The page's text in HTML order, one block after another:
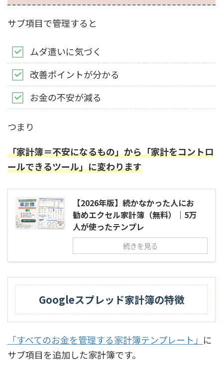
サブ項目で管理すると
ムダ遣いに気づく
改善ポイントが分かる
お金の不安が減る
つまり
「家計簿＝不安になるもの」から「家計をコントロ
ールできるツール」に変わります
【2026年版】続かなかった人にお
勧めエクセル家計簿（無料）｜5万
人が使ったテンプレ
続きを見る
Googleスプレッド家計簿の特徴
「すべてのお金を管理する家計簿テンプレート」 に
サブ項目を追加した家計簿です。